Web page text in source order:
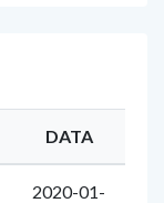
DATA
2020-01-